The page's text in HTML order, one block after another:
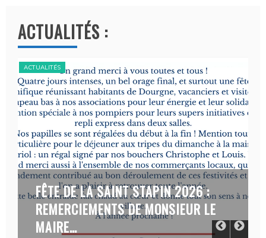
ACTUALITÉS :
LA SAINT STAPIN 2026 :
DE MONSIEUR LE
ACTUALITÉS
CAMPAGNE
FAIM-
03/08/